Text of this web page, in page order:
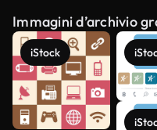
Immagini d’archivio
iStock